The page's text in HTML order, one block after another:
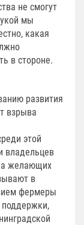
не смогут
мы
какая
в стороне.
развития
взрыва
этой
владельцев
желающих
в
фермеры